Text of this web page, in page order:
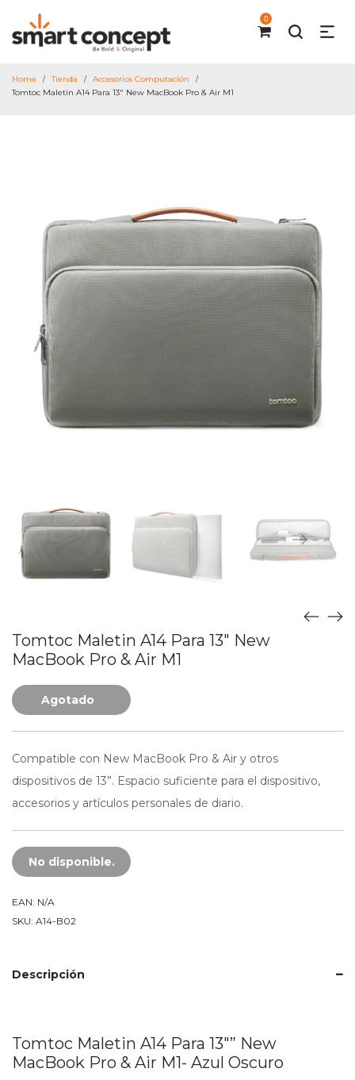
0
Home / Tienda / Accesorios Computación /
Tomtoc Maletin A14 Para 13″ New MacBook Pro & Air M1
Tomtoc Maletin A14 Para 13″ New
MacBook Pro & Air M1
Agotado
Compatible con New MacBook Pro & Air y otros
dispositivos de 13”. Espacio suficiente para el dispositivo,
accesorios y artículos personales de diario.
No disponible.
EAN: N/A
SKU: A14-B02
Descripción
Tomtoc Maletin A14 Para 13″” New
MacBook Pro & Air M1- Azul Oscuro